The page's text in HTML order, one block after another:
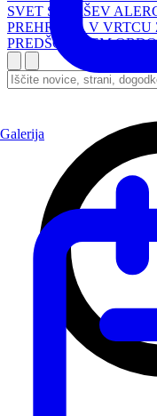
SVET STARŠEV
PREHRANA V VRTCU
PREDŠOLSKEM
Galerija